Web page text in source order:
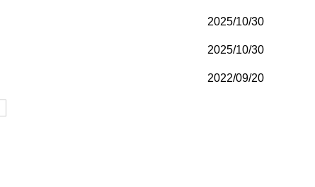
2025/10/30
2025/10/30
2022/09/20